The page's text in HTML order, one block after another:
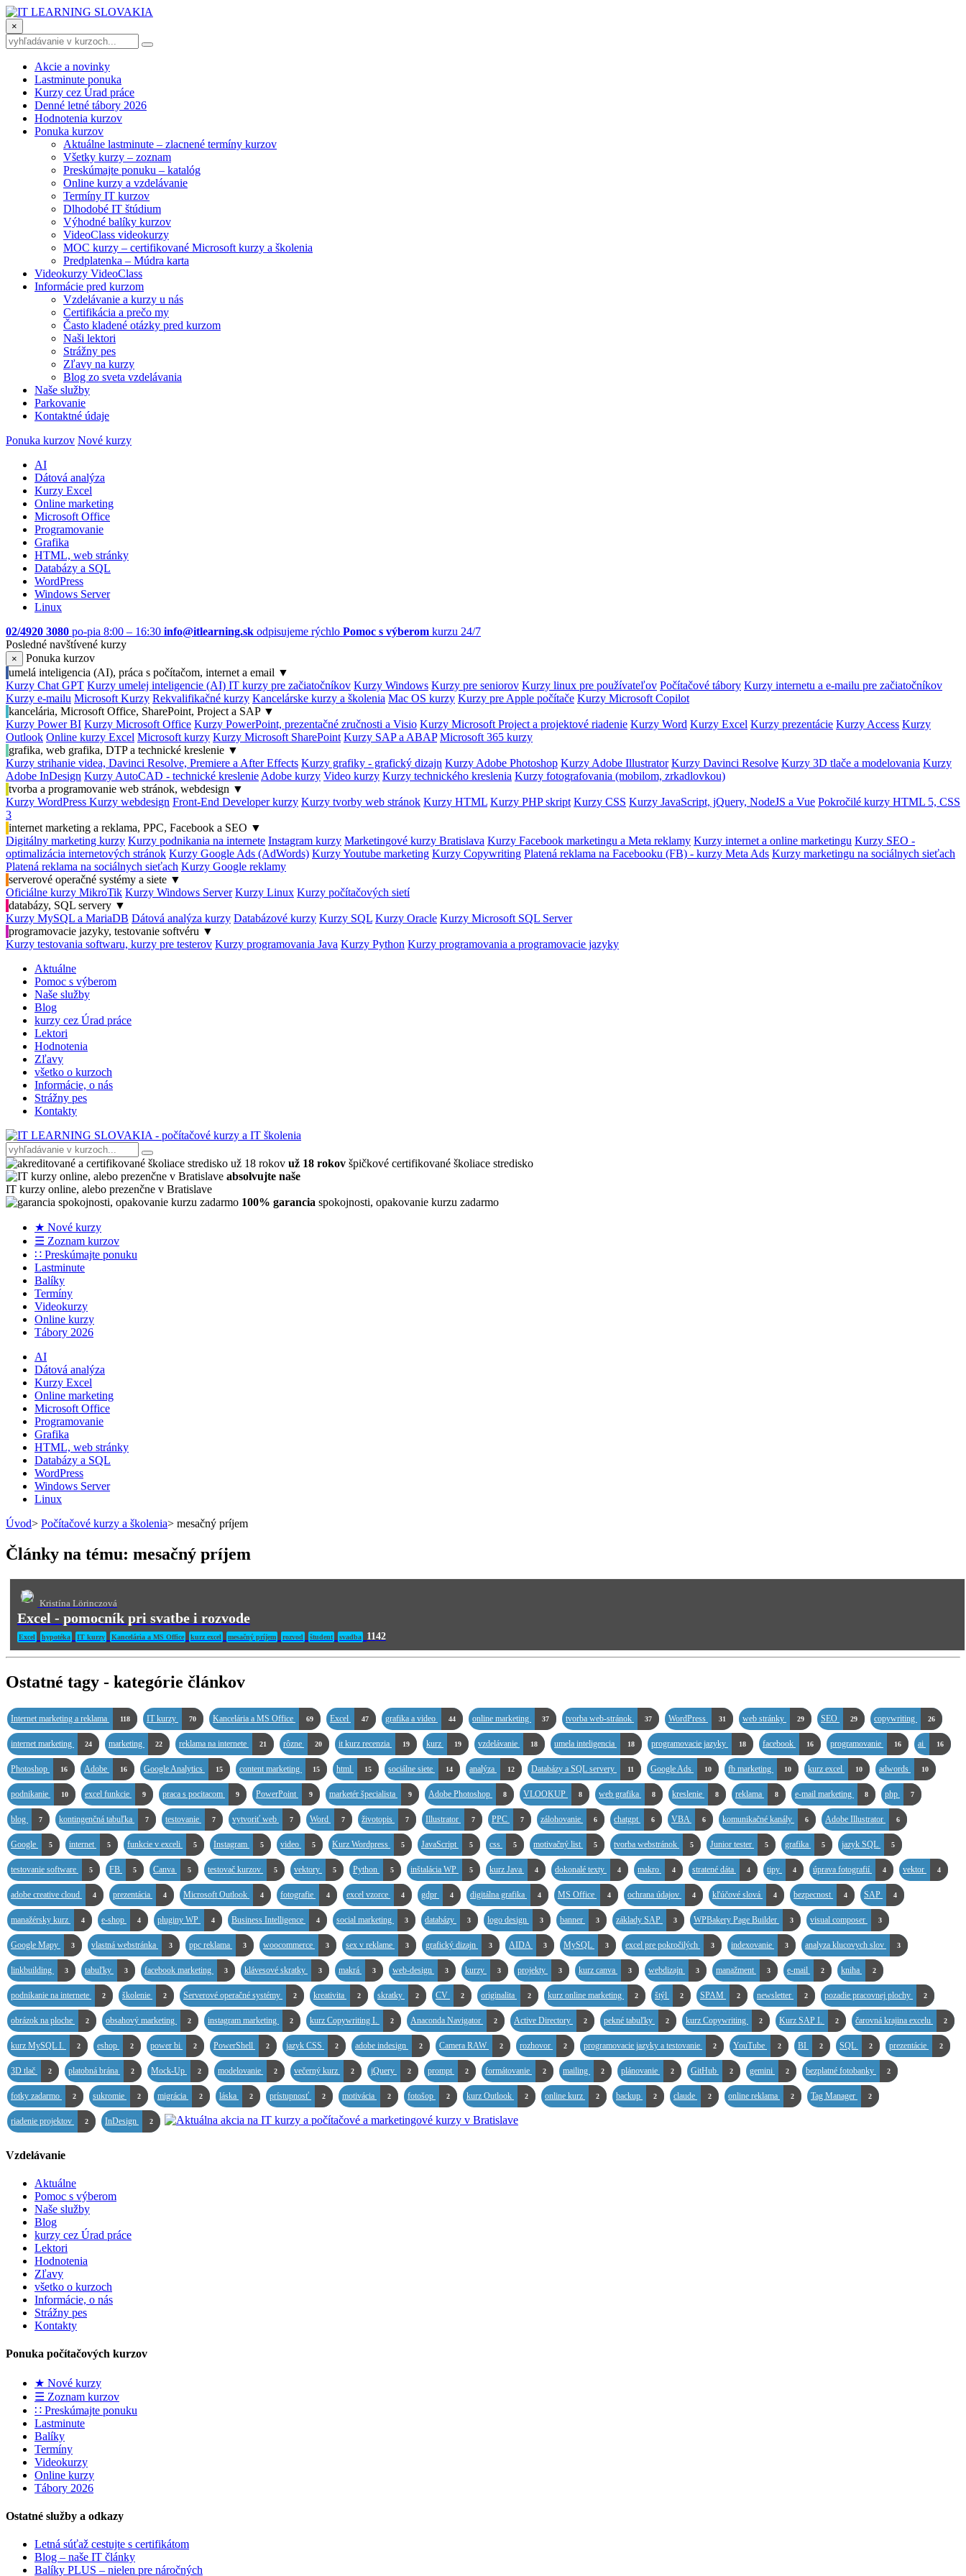
×
Akcie a novinky
Lastminute ponuka
Kurzy cez Úrad práce
Denné letné tábory 2026
Hodnotenia kurzov
Ponuka kurzov
Aktuálne lastminute – zlacnené termíny kurzov
Všetky kurzy – zoznam
Preskúmajte ponuku – katalóg
Online kurzy a vzdelávanie
Termíny IT kurzov
Dlhodobé IT štúdium
Výhodné balíky kurzov
VideoClass videokurzy
MOC kurzy – certifikované Microsoft kurzy a školenia
Predplatenka – Múdra karta
Videokurzy VideoClass
Informácie pred kurzom
Vzdelávanie a kurzy u nás
Certifikácia a prečo my
Často kladené otázky pred kurzom
Naši lektori
Strážny pes
Zľavy na kurzy
Blog zo sveta vzdelávania
Naše služby
Parkovanie
Kontaktné údaje
Ponuka kurzov Nové kurzy
AI
Dátová analýza
Kurzy Excel
Online marketing
Microsoft Office
Programovanie
Grafika
HTML, web stránky
Databázy a SQL
WordPress
Windows Server
Linux
02/4920 3080 po-pia 8:00 – 16:30 info@itlearning.sk odpisujeme rýchlo Pomoc s výberom kurzu 24/7
Posledné navštívené kurzy
×
Ponuka kurzov
umelá inteligencia (AI), práca s počítačom, internet a email ▼
Kurzy Chat GPT Kurzy umelej inteligencie (AI) IT kurzy pre začiatočníkov Kurzy Windows Kurzy pre seniorov Kurzy linux pre používateľov Počítačové tábory Kurzy internetu a e-mailu pre začiatočníkov
Kurzy e-mailu Microsoft Kurzy Rekvalifikačné kurzy Kancelárske kurzy a školenia Mac OS kurzy Kurzy pre Apple počítače Kurzy Microsoft Copilot
kancelária, Microsoft Office, SharePoint, Project a SAP ▼
Kurzy Power BI Kurzy Microsoft Office Kurzy PowerPoint, prezentačné zručnosti a Visio Kurzy Microsoft Project a projektové riadenie Kurzy Word Kurzy Excel Kurzy prezentácie Kurzy Access Kurzy
Outlook Online kurzy Excel Microsoft kurzy Kurzy Microsoft SharePoint Kurzy SAP a ABAP Microsoft 365 kurzy
grafika, web grafika, DTP a technické kreslenie ▼
Kurzy strihanie videa, Davinci Resolve, Premiere a After Effects Kurzy grafiky - grafický dizajn Kurzy Adobe Photoshop Kurzy Adobe Illustrator Kurzy Davinci Resolve Kurzy 3D tlače a modelovania Kurzy
Adobe InDesign Kurzy AutoCAD - technické kreslenie Adobe kurzy Video kurzy Kurzy technického kreslenia Kurzy fotografovania (mobilom, zrkadlovkou)
tvorba a programovanie web stránok, webdesign ▼
Kurzy WordPress Kurzy webdesign Front-End Developer kurzy Kurzy tvorby web stránok Kurzy HTML Kurzy PHP skript Kurzy CSS Kurzy JavaScript, jQuery, NodeJS a Vue Pokročilé kurzy HTML 5, CSS
3
internet marketing a reklama, PPC, Facebook a SEO ▼
Digitálny marketing kurzy Kurzy podnikania na internete Instagram kurzy Marketingové kurzy Bratislava Kurzy Facebook marketingu a Meta reklamy Kurzy internet a online marketingu Kurzy SEO -
optimalizácia internetových stránok Kurzy Google Ads (AdWords) Kurzy Youtube marketing Kurzy Copywriting Platená reklama na Facebooku (FB) - kurzy Meta Ads Kurzy marketingu na sociálnych sieťach
Platená reklama na sociálnych sieťach Kurzy Google reklamy
serverové operačné systémy a siete ▼
Oficiálne kurzy MikroTik Kurzy Windows Server Kurzy Linux Kurzy počítačových sietí
databázy, SQL servery ▼
Kurzy MySQL a MariaDB Dátová analýza kurzy Databázové kurzy Kurzy SQL Kurzy Oracle Kurzy Microsoft SQL Server
programovacie jazyky, testovanie softvéru ▼
Kurzy testovania softwaru, kurzy pre testerov Kurzy programovania Java Kurzy Python Kurzy programovania a programovacie jazyky
Aktuálne
Pomoc s výberom
Naše služby
Blog
kurzy cez Úrad práce
Lektori
Hodnotenia
Zľavy
všetko o kurzoch
Informácie, o nás
Strážny pes
Kontakty
už 18 rokov špičkové certifikované školiace stredisko
absolvujte naše
IT kurzy online, alebo prezenčne v Bratislave
100% garancia spokojnosti, opakovanie kurzu zadarmo
★ Nové kurzy
☰ Zoznam kurzov
∷ Preskúmajte ponuku
Lastminute
Balíky
Termíny
Videokurzy
Online kurzy
Tábory 2026
AI
Dátová analýza
Kurzy Excel
Online marketing
Microsoft Office
Programovanie
Grafika
HTML, web stránky
Databázy a SQL
WordPress
Windows Server
Linux
Úvod> Počítačové kurzy a školenia> mesačný príjem
Články na tému: mesačný príjem
Kristína Lörinczová
Excel - pomocník pri svatbe i rozvode
Excel hypotéka IT kurzy Kancelária a MS Office kurz excel mesačný príjem rozvod študent svadba 1142
Ostatné tagy - kategórie článkov
Internet marketing a reklama 118 IT kurzy 70 Kancelária a MS Office 69 Excel 47 grafika a video 44 online marketing 37 tvorba web-stránok 37 WordPress 31 web stránky 29 SEO 29 copywriting 26
internet marketing 24 marketing 22 reklama na internete 21 rôzne 20 it kurz recenzia 19 kurz 19 vzdelávanie 18 umela inteligencia 18 programovacie jazyky 18 facebook 16 programovanie 16 ai 16
Photoshop 16 Adobe 16 Google Analytics 15 content marketing 15 html 15 sociálne siete 14 analýza 12 Databázy a SQL servery 11 Google Ads 10 fb marketing 10 kurz excel 10 adwords 10
podnikanie 10 excel funkcie 9 praca s pocitacom 9 PowerPoint 9 marketér špecialista 9 Adobe Photoshop 8 VLOOKUP 8 web grafika 8 kreslenie 8 reklama 8 e-mail marketing 8 php 7
blog 7 kontingenčná tabuľka 7 testovanie 7 vytvoriť web 7 Word 7 životopis 7 Illustrator 7 PPC 7 zálohovanie 6 chatgpt 6 VBA 6 komunikačné kanály 6 Adobe Illustrator 6
Google 5 internet 5 funkcie v exceli 5 Instagram 5 video 5 Kurz Wordpress 5 JavaScript 5 css 5 motivačný list 5 tvorba webstránok 5 Junior tester 5 grafika 5 jazyk SQL 5
testovanie software 5 FB 5 Canva 5 testovač kurzov 5 vektory 5 Python 5 inštalácia WP 5 kurz Java 4 dokonalé texty 4 makro 4 stratené dáta 4 tipy 4 úprava fotografií 4 vektor 4
adobe creative cloud 4 prezentácia 4 Microsoft Outlook 4 fotografie 4 excel vzorce 4 gdpr 4 digitálna grafika 4 MS Office 4 ochrana údajov 4 kľúčové slová 4 bezpecnost 4 SAP 4
manažérsky kurz 4 e-shop 4 pluginy WP 4 Business Intelligence 4 social marketing 3 databázy 3 logo design 3 banner 3 základy SAP 3 WPBakery Page Builder 3 visual composer 3
Google Mapy 3 vlastná webstránka 3 ppc reklama 3 woocommerce 3 sex v reklame 3 grafický dizajn 3 AIDA 3 MySQL 3 excel pre pokročilých 3 indexovanie 3 analyza klucovych slov 3
linkbuilding 3 tabuľky 3 facebook marketing 3 klávesové skratky 3 makrá 3 web-design 3 kurzy 3 projekty 3 kurz canva 3 webdizajn 3 manažment 3 e-mail 2 kniha 2
podnikanie na internete 2 školenie 2 Serverové operačné systémy 2 kreativita 2 skratky 2 CV 2 originalita 2 kurz online marketing 2 štýl 2 SPAM 2 newsletter 2 pozadie pracovnej plochy 2
obrázok na ploche 2 obsahový marketing 2 instagram marketing 2 kurz Copywriting I. 2 Anaconda Navigator 2 Active Directory 2 pekné tabuľky 2 kurz Copywriting 2 Kurz SAP I. 2 čarovná krajina excelu 2
kurz MySQL I. 2 eshop 2 power bi 2 PowerShell 2 jazyk CSS 2 adobe indesign 2 Camera RAW 2 rozhovor 2 programovacie jazyky a testovanie 2 YouTube 2 BI 2 SQL 2 prezentácie 2
3D tlač 2 platobná brána 2 Mock-Up 2 modelovanie 2 večerný kurz 2 jQuery 2 prompt 2 formátovanie 2 mailing 2 plánovanie 2 GitHub 2 gemini 2 bezplatné fotobanky 2
fotky zadarmo 2 sukromie 2 migrácia 2 láska 2 prístupnosť 2 motivácia 2 fotošop 2 kurz Outlook 2 online kurz 2 backup 2 claude 2 online reklama 2 Tag Manager 2
riadenie projektov 2 InDesign 2
Vzdelávanie
Aktuálne
Pomoc s výberom
Naše služby
Blog
kurzy cez Úrad práce
Lektori
Hodnotenia
Zľavy
všetko o kurzoch
Informácie, o nás
Strážny pes
Kontakty
Ponuka počítačových kurzov
★ Nové kurzy
☰ Zoznam kurzov
∷ Preskúmajte ponuku
Lastminute
Balíky
Termíny
Videokurzy
Online kurzy
Tábory 2026
Ostatné služby a odkazy
Letná súťaž cestujte s certifikátom
Blog – naše IT články
Balíky PLUS – nielen pre náročných